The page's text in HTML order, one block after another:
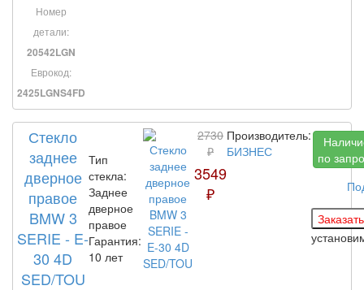
Номер
детали:
20542LGN
Еврокод:
2425LGNS4FD
Стекло
заднее
дверное
правое
BMW 3
SERIE - E-
30 4D
SED/TOU
Тип
стекла:
Заднее
дверное
правое
Гарантия:
10 лет
2730
₽
3549
₽
Производитель:
БИЗНЕС
по